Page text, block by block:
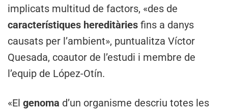
implicats multitud de factors, «des de
característiques hereditàries fins a danys
causats per l’ambient», puntualitza Víctor
Quesada, coautor de l’estudi i membre de
l’equip de López-Otín.
«El genoma d’un organisme descriu totes les